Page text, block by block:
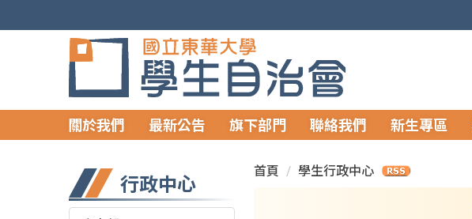
到
容
關於我們 最新公告 旗下部門 聯絡我們 新生專區
行政中心
首頁 學生行政中心